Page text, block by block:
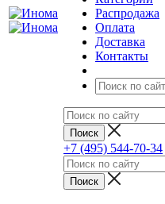
Распродажа
Оплата
Доставка
Контакты
+7 (495) 544-70-34